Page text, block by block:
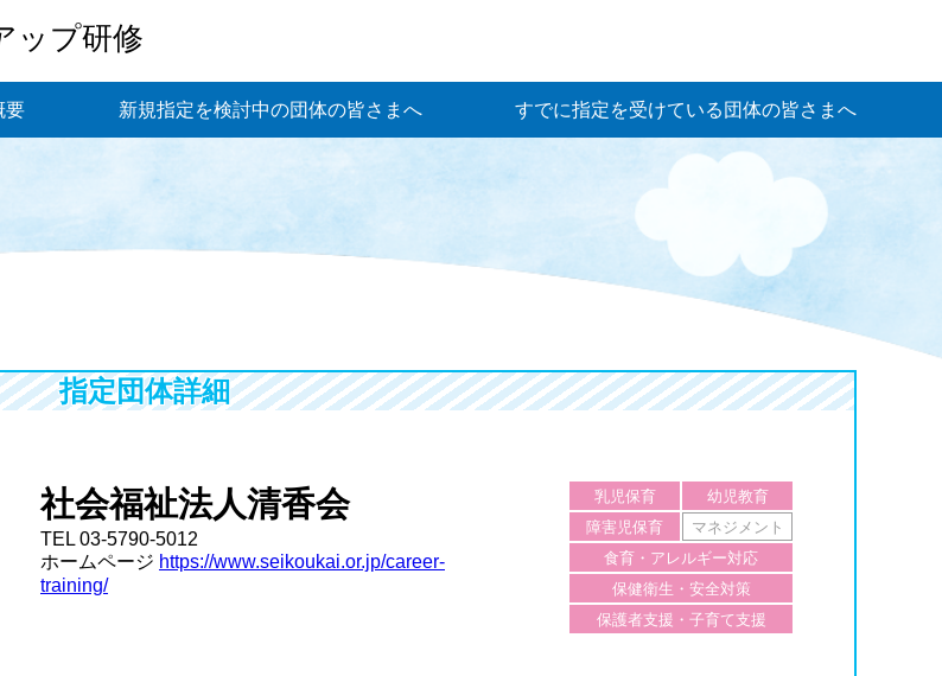
ップ研修
要 新規指定を検討中の団体の皆さまへ すでに指定を受けている団体の皆さまへ
指定団体詳細
乳児保育
幼児教育
障害児保育
マネジメント
食育・アレルギー対応
保健衛生・安全対策
保護者支援・子育て支援
社会福祉法人清香会
TEL 03-5790-5012
ホームページ https://www.seikoukai.or.jp/career-
training/